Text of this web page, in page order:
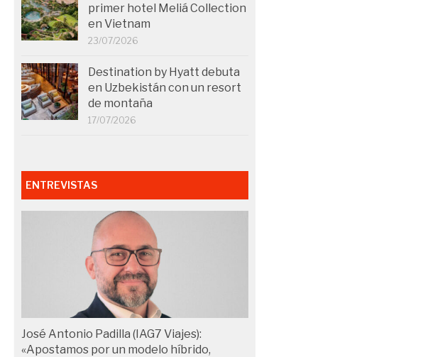
primer hotel Meliá Collection
en Vietnam
23/07/2026
Destination by Hyatt debuta
en Uzbekistán con un resort
de montaña
17/07/2026
ENTREVISTAS
José Antonio Padilla (IAG7 Viajes):
«Apostamos por un modelo híbrido,